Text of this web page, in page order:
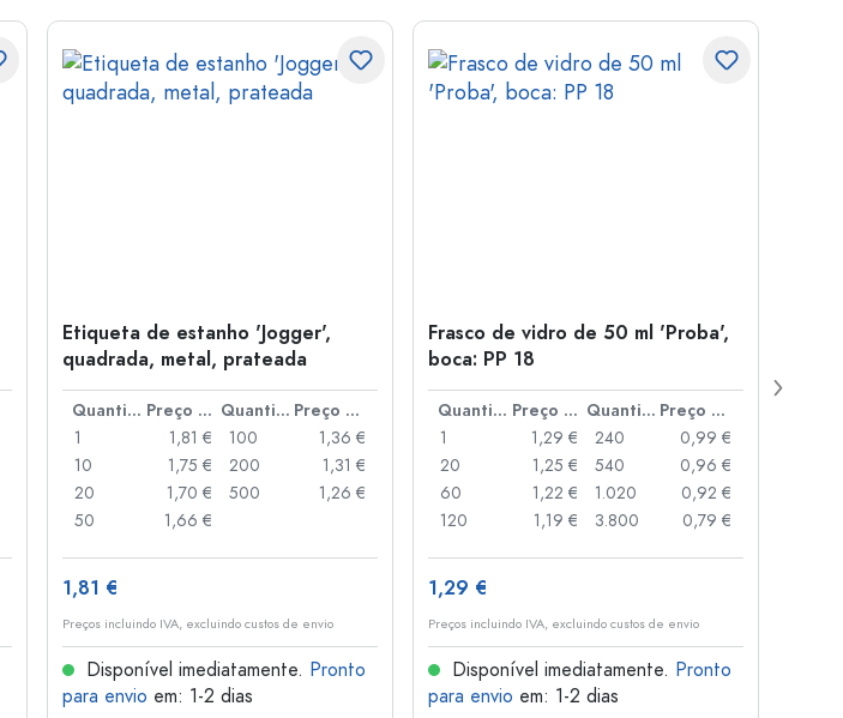
Etiqueta de estanho 'Jogger',
quadrada, metal, prateada
Quantidade Preço por peça Quantidade
Preço por peça
1
1,81 €
10
1,75 €
20
1,70 €
50
1,66 €
100
1,36 €
200
1,31 €
500
1,26 €
1,81 €
Preços incluindo IVA, excluindo custos de envio
Disponível imediatamente. Pronto
para envio em: 1-2 dias
Frasco de vidro de 50 ml 'Proba',
boca: PP 18
Quantidade Preço por peça Quantidade
Preço por peça
1
1,29 €
20
1,25 €
60
1,22 €
120
1,19 €
240
0,99 €
540
0,96 €
1.020
0,92 €
3.800
0,79 €
1,29 €
Preços incluindo IVA, excluindo custos de envio
Disponível imediatamente. Pronto
para envio em: 1-2 dias